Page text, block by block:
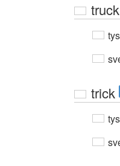
truck
trick